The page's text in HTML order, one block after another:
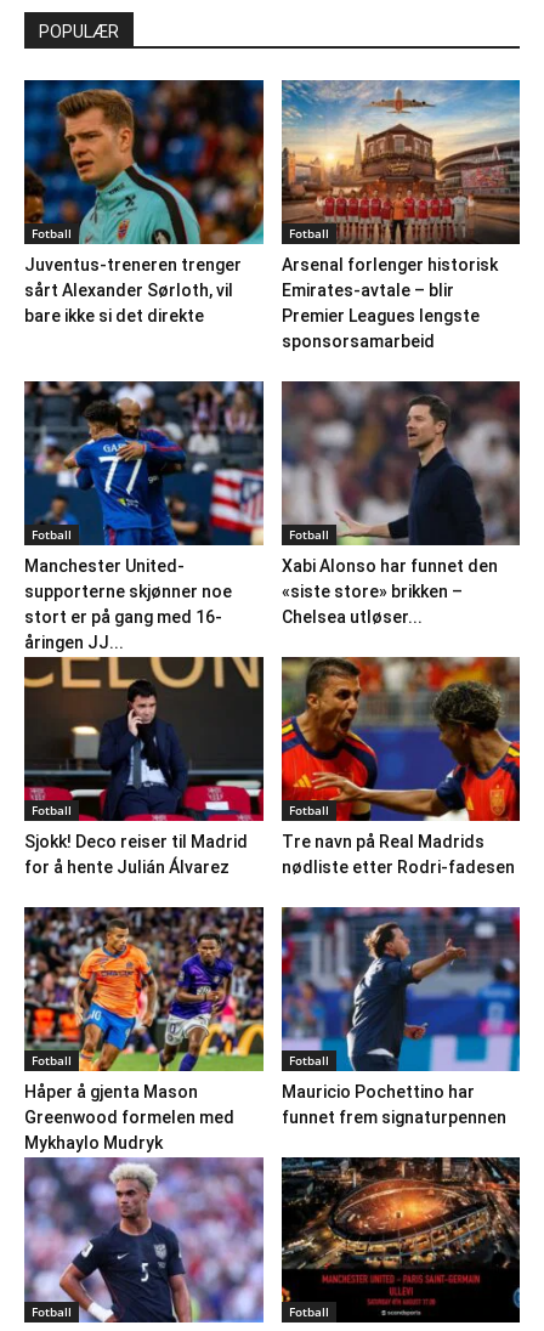
POPULÆR
Fotball
Juventus-treneren trenger
sårt Alexander Sørloth, vil
bare ikke si det direkte
Fotball
Arsenal forlenger historisk
Emirates-avtale – blir
Premier Leagues lengste
sponsorsamarbeid
Fotball
Manchester United-
supporterne skjønner noe
stort er på gang med 16-
åringen JJ...
Fotball
Xabi Alonso har funnet den
«siste store» brikken –
Chelsea utløser...
Fotball
Sjokk! Deco reiser til Madrid
for å hente Julián Álvarez
Fotball
Tre navn på Real Madrids
nødliste etter Rodri-fadesen
Fotball
Håper å gjenta Mason
Greenwood formelen med
Mykhaylo Mudryk
Fotball
Mauricio Pochettino har
funnet frem signaturpennen
Fotball Fotball